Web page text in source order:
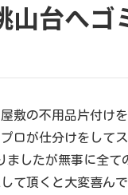
敷の不用品片付け
ロが仕分けをして
ましたが無事に全
て頂くと大変喜ん